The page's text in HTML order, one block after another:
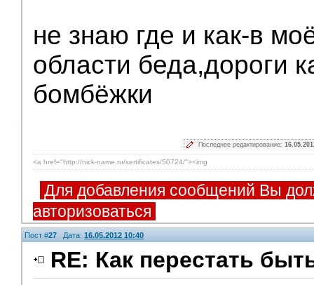
не знаю где и как-в
области беда,дороги
бомбёжки
Последнее редактирование:
<a href="http://nick-name.ru/sertificates/50724/"><img
Для добавления сообщений Вы
авторизоваться
Пост #27 Дата: 16.05.2012 10:40
RE: Как перестать